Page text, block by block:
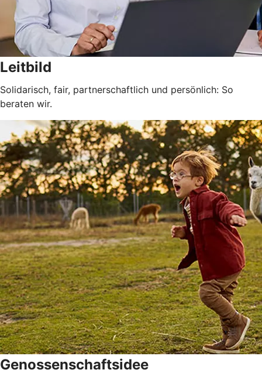
Leitbild
Solidarisch, fair, partnerschaftlich und persönlich: So
beraten wir.
Genossenschaftsidee